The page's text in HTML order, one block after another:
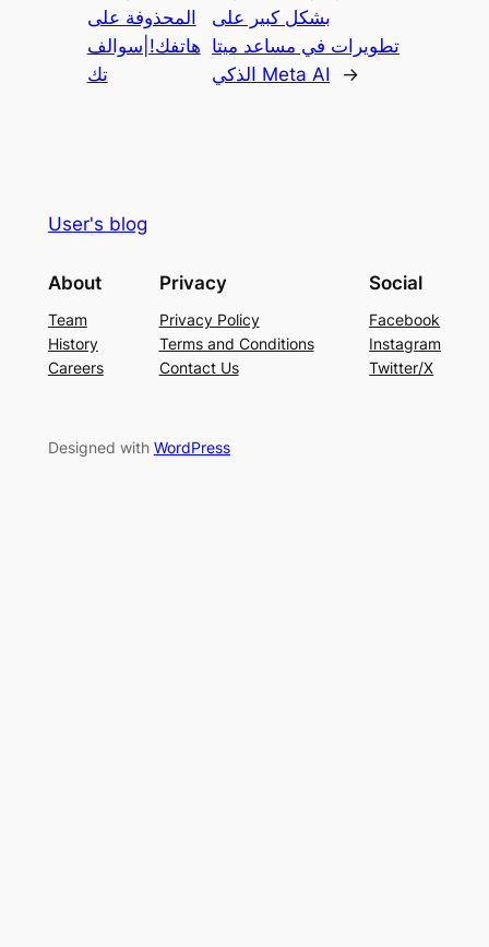
المحذوفة على
هاتفك!|سوالف
تك
بشكل كبير على
تطويرات في مساعد ميتا
الذكي Meta AI
→
User's blog
About
Team
History
Careers
Privacy
Privacy Policy
Terms and Conditions
Contact Us
Social
Facebook
Instagram
Twitter/X
Designed with WordPress